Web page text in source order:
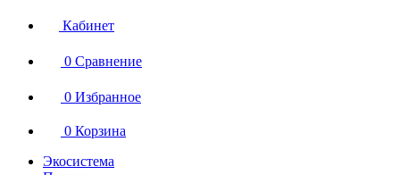
Кабинет
0 Сравнение
0 Избранное
0 Корзина
Экосистема